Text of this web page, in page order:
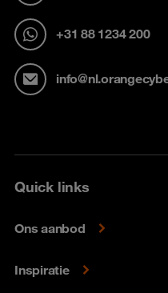
+31 88 1234 200
Quick links
Ons aanbod
Inspiratie